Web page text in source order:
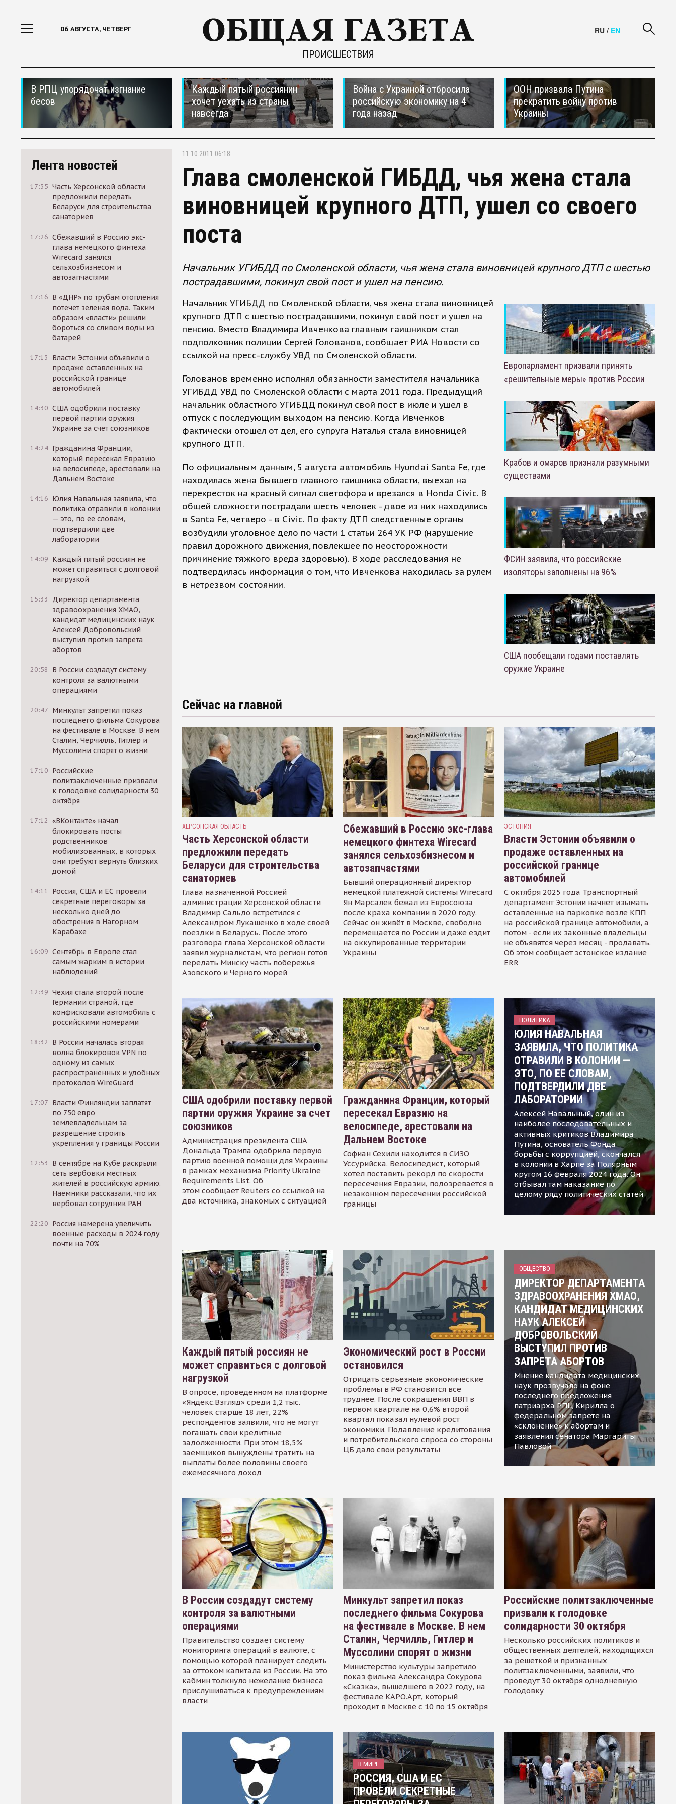
06 АВГУСТА, ЧЕТВЕРГ
ПРОИСШЕСТВИЯ
RU / EN
В РПЦ упорядочат изгнание
бесов
Каждый пятый россиянин
хочет уехать из страны
навсегда
Война с Украиной отбросила
российскую экономику на 4
года назад
ООН призвала Путина
прекратить войну против
Украины
Лента новостей
17:35 Часть Херсонской области
предложили передать
Беларуси для строительства
санаториев
17:26 Сбежавший в Россию экс-
глава немецкого финтеха
Wirecard занялся
сельхозбизнесом и
автозапчастями
17:16 В «ДНР» по трубам отопления
потечет зеленая вода. Таким
образом «власти» решили
бороться со сливом воды из
батарей
17:13
Власти Эстонии объявили о
продаже оставленных на
российской границе
автомобилей
14:30 США одобрили поставку
первой партии оружия
Украине за счет союзников
14:24 Гражданина Франции,
который пересекал Евразию
на велосипеде, арестовали на
Дальнем Востоке
14:16 Юлия Навальная заявила, что
политика отравили в колонии
— это, по ее словам,
подтвердили две
лаборатории
14:09 Каждый пятый россиян не
может справиться с долговой
нагрузкой
15:33
Директор департамента
здравоохранения ХМАО,
кандидат медицинских наук
Алексей Добровольский
выступил против запрета
абортов
20:58
В России создадут систему
контроля за валютными
операциями
20:47 Минкульт запретил показ
последнего фильма Сокурова
на фестивале в Москве. В нем
Сталин, Черчилль, Гитлер и
Муссолини спорят о жизни
17:10 Российские
политзаключенные призвали
к голодовке солидарности 30
октября
17:12 «ВКонтакте» начал
блокировать посты
родственников
мобилизованных, в которых
они требуют вернуть близких
домой
14:11
Россия, США и ЕС провели
секретные переговоры за
несколько дней до
обострения в Нагорном
Карабахе
16:09 Сентябрь в Европе стал
самым жарким в истории
наблюдений
12:39 Чехия стала второй после
Германии страной, где
конфисковали автомобиль с
российскими номерами
18:32
В России началась вторая
волна блокировок VPN по
одному из самых
распространенных и удобных
протоколов WireGuard
17:07 Власти Финляндии заплатят
по 750 евро
землевладельцам за
разрешение строить
укрепления у границы России
12:53
В сентябре на Кубе раскрыли
сеть вербовки местных
жителей в российскую армию.
Наемники рассказали, что их
вербовал сотрудник РАН
22:20 Россия намерена увеличить
военные расходы в 2024 году
почти на 70%
11.10.2011 06:18
Глава смоленской ГИБДД, чья жена стала
виновницей крупного ДТП, ушел со своего
поста
Начальник УГИБДД по Смоленской области, чья жена стала виновницей крупного ДТП с шестью
пострадавшими, покинул свой пост и ушел на пенсию.
Начальник УГИБДД по Смоленской области, чья жена стала виновницей
крупного ДТП с шестью пострадавшими, покинул свой пост и ушел на
пенсию. Вместо Владимира Ивченкова главным гаишником стал
подполковник полиции Сергей Голованов, сообщает РИА Новости со
ссылкой на пресс-службу УВД по Смоленской области.
Голованов временно исполнял обязанности заместителя начальника
УГИБДД УВД по Смоленской области с марта 2011 года. Предыдущий
начальник областного УГИБДД покинул свой пост в июле и ушел в
отпуск с последующим выходом на пенсию. Когда Ивченков
фактически отошел от дел, его супруга Наталья стала виновницей
крупного ДТП.
По официальным данным, 5 августа автомобиль Hyundai Santa Fe, где
находилась жена бывшего главного гаишника области, выехал на
перекресток на красный сигнал светофора и врезался в Honda Civic. В
общей сложности пострадали шесть человек - двое из них находились
в Santa Fe, четверо - в Civic. По факту ДТП следственные органы
возбудили уголовное дело по части 1 статьи 264 УК РФ (нарушение
правил дорожного движения, повлекшее по неосторожности
причинение тяжкого вреда здоровью). В ходе расследования не
подтвердилась информация о том, что Ивченкова находилась за рулем
в нетрезвом состоянии.
Европарламент призвали принять
«решительные меры» против России
Крабов и омаров признали разумными
существами
ФСИН заявила, что российские
изоляторы заполнены на 96%
США пообещали годами поставлять
оружие Украине
Сейчас на главной
ХЕРСОНСКАЯ ОБЛАСТЬ
Часть Херсонской области
предложили передать
Беларуси для строительства
санаториев
Глава назначенной Россией
администрации Херсонской области
Владимир Сальдо встретился с
Александром Лукашенко в ходе своей
поездки в Беларусь. После этого
разговора глава Херсонской области
заявил журналистам, что регион готов
передать Минску часть побережья
Азовского и Черного морей
Сбежавший в Россию экс-глава
немецкого финтеха Wirecard
занялся сельхозбизнесом и
автозапчастями
Бывший операционный директор
немецкой платёжной системы Wirecard
Ян Марсалек бежал из Евросоюза
после краха компании в 2020 году.
Сейчас он живёт в Москве, свободно
перемещается по России и даже ездит
на оккупированные территории
Украины
ЭСТОНИЯ
Власти Эстонии объявили о
продаже оставленных на
российской границе
автомобилей
С октября 2025 года Транспортный
департамент Эстонии начнет изымать
оставленные на парковке возле КПП
на российской границе автомобили, а
потом - если их законные владельцы
не объявятся через месяц - продавать.
Об этом сообщает эстонское издание
ERR
США одобрили поставку первой
партии оружия Украине за счет
союзников
Администрация президента США
Дональда Трампа одобрила первую
партию военной помощи для Украины
в рамках механизма Priority Ukraine
Requirements List. Об
этом сообщает Reuters со ссылкой на
два источника, знакомых с ситуацией
Гражданина Франции, который
пересекал Евразию на
велосипеде, арестовали на
Дальнем Востоке
Софиан Сехили находится в СИЗО
Уссурийска. Велосипедист, который
хотел поставить рекорд по скорости
пересечения Евразии, подозревается в
незаконном пересечении российской
границы
ПОЛИТИКА
ЮЛИЯ НАВАЛЬНАЯ
ЗАЯВИЛА, ЧТО ПОЛИТИКА
ОТРАВИЛИ В КОЛОНИИ —
ЭТО, ПО ЕЕ СЛОВАМ,
ПОДТВЕРДИЛИ ДВЕ
ЛАБОРАТОРИИ
Алексей Навальный, один из
наиболее последовательных и
активных критиков Владимира
Путина, основатель Фонда
борьбы с коррупцией, скончался
в колонии в Харпе за Полярным
кругом 16 февраля 2024 года. Он
отбывал там наказание по
целому ряду политических статей
Каждый пятый россиян не
может справиться с долговой
нагрузкой
В опросе, проведенном на платформе
«Яндекс.Взгляд» среди 1,2 тыс.
человек старше 18 лет, 22%
респондентов заявили, что не могут
погашать свои кредитные
задолженности. При этом 18,5%
заемщиков вынуждены тратить на
выплаты более половины своего
ежемесячного доход
Экономический рост в России
остановился
Отрицать серьезные экономические
проблемы в РФ становится все
труднее. После сокращения ВВП в
первом квартале на 0,6% второй
квартал показал нулевой рост
экономики. Подавление кредитования
и потребительского спроса со стороны
ЦБ дало свои результаты
ОБЩЕСТВО
ДИРЕКТОР ДЕПАРТАМЕНТА
ЗДРАВООХРАНЕНИЯ ХМАО,
КАНДИДАТ МЕДИЦИНСКИХ
НАУК АЛЕКСЕЙ
ДОБРОВОЛЬСКИЙ
ВЫСТУПИЛ ПРОТИВ
ЗАПРЕТА АБОРТОВ
Мнение кандидата медицинских
наук прозвучало на фоне
последнего предложения
патриарха РПЦ Кирилла о
федеральном запрете на
«склонение» к абортам и
заявления сенатора Маргариты
Павловой
В России создадут систему
контроля за валютными
операциями
Правительство создает систему
мониторинга операций в валюте, с
помощью которой планирует следить
за оттоком капитала из России. На это
кабмин толкнуло нежелание бизнеса
прислушиваться к предупреждениям
власти
Минкульт запретил показ
последнего фильма Сокурова
на фестивале в Москве. В нем
Сталин, Черчилль, Гитлер и
Муссолини спорят о жизни
Министерство культуры запретило
показ фильма Александра Сокурова
«Сказка», вышедшего в 2022 году, на
фестивале КАРО.Арт, который
проходит в Москве с 10 по 15 октября
Российские политзаключенные
призвали к голодовке
солидарности 30 октября
Несколько российских политиков и
общественных деятелей, находящихся
за решеткой и признанных
политзаключенными, заявили, что
проведут 30 октября однодневную
голодовку
В МИРЕ
РОССИЯ, США И ЕС
ПРОВЕЛИ СЕКРЕТНЫЕ